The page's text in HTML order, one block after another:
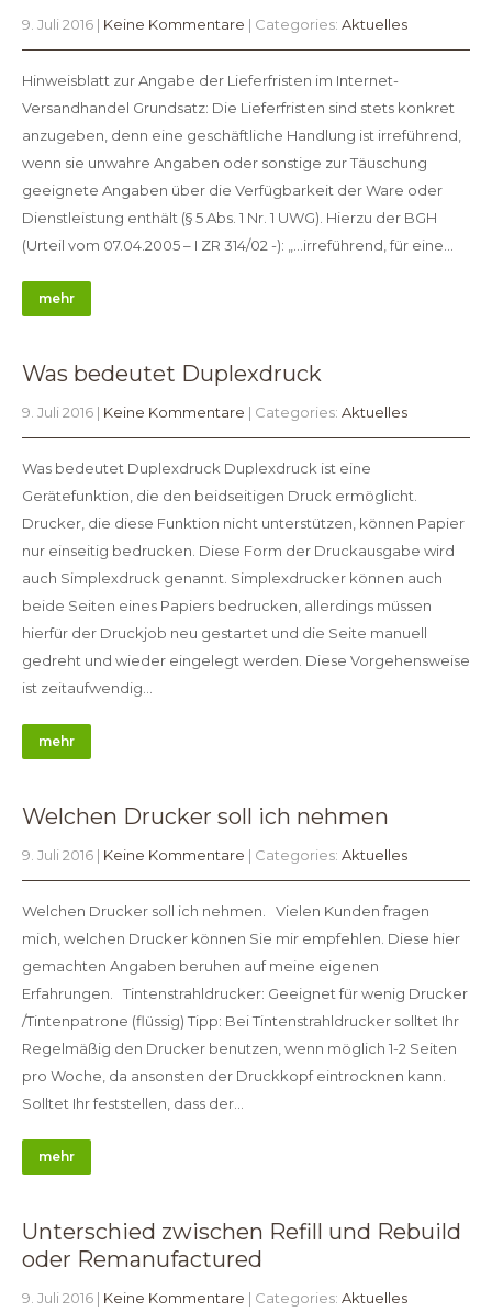
9. Juli 2016 | Keine Kommentare | Categories: Aktuelles
Hinweisblatt zur Angabe der Lieferfristen im Internet-
Versandhandel Grundsatz: Die Lieferfristen sind stets konkret
anzugeben, denn eine geschäftliche Handlung ist irreführend,
wenn sie unwahre Angaben oder sonstige zur Täuschung
geeignete Angaben über die Verfügbarkeit der Ware oder
Dienstleistung enthält (§ 5 Abs. 1 Nr. 1 UWG). Hierzu der BGH
(Urteil vom 07.04.2005 – I ZR 314/02 -): „…irreführend, für eine…
mehr
Was bedeutet Duplexdruck
9. Juli 2016 | Keine Kommentare | Categories: Aktuelles
Was bedeutet Duplexdruck Duplexdruck ist eine
Gerätefunktion, die den beidseitigen Druck ermöglicht.
Drucker, die diese Funktion nicht unterstützen, können Papier
nur einseitig bedrucken. Diese Form der Druckausgabe wird
auch Simplexdruck genannt. Simplexdrucker können auch
beide Seiten eines Papiers bedrucken, allerdings müssen
hierfür der Druckjob neu gestartet und die Seite manuell
gedreht und wieder eingelegt werden. Diese Vorgehensweise
ist zeitaufwendig…
mehr
Welchen Drucker soll ich nehmen
9. Juli 2016 | Keine Kommentare | Categories: Aktuelles
Welchen Drucker soll ich nehmen. Vielen Kunden fragen
mich, welchen Drucker können Sie mir empfehlen. Diese hier
gemachten Angaben beruhen auf meine eigenen
Erfahrungen. Tintenstrahldrucker: Geeignet für wenig Drucker
/Tintenpatrone (flüssig) Tipp: Bei Tintenstrahldrucker solltet Ihr
Regelmäßig den Drucker benutzen, wenn möglich 1-2 Seiten
pro Woche, da ansonsten der Druckkopf eintrocknen kann.
Solltet Ihr feststellen, dass der…
mehr
Unterschied zwischen Refill und Rebuild
oder Remanufactured
9. Juli 2016 | Keine Kommentare | Categories: Aktuelles